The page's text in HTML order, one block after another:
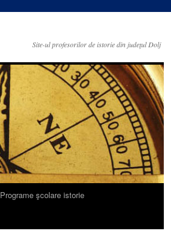
Site-ul profesorilor de istorie din judeţul Dolj
Programe şcolare istorie